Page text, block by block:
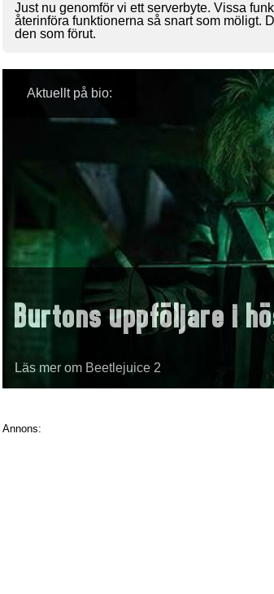
Just nu genomför vi ett serverbyte. Vissa
återinföra funktionerna så snart som möligt.
den som förut.
Aktuellt på bio:
Burtons uppföljare i
Läs mer om Beetlejuice 2
Annons: